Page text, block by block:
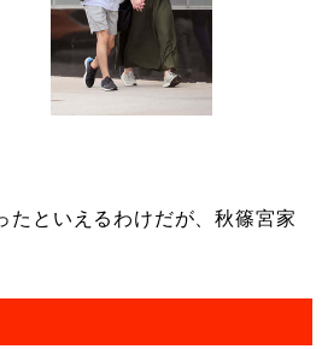
たといえるわけだが、秋篠宮家